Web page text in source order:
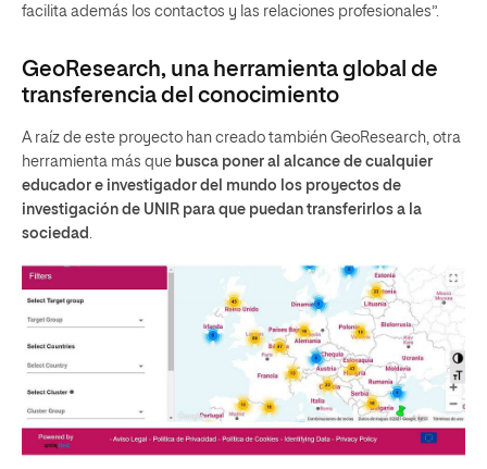
facilita además los contactos y las relaciones profesionales”.
GeoResearch, una herramienta global de
transferencia del conocimiento
A raíz de este proyecto han creado también GeoResearch, otra
herramienta más que busca poner al alcance de cualquier
educador e investigador del mundo los proyectos de
investigación de UNIR para que puedan transferirlos a la
sociedad